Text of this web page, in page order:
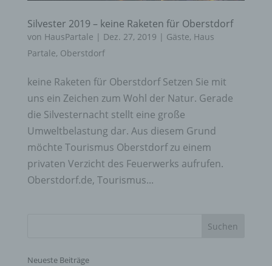
Silvester 2019 – keine Raketen für Oberstdorf
von HausPartale | Dez. 27, 2019 | Gäste, Haus
Partale, Oberstdorf
keine Raketen für Oberstdorf Setzen Sie mit
uns ein Zeichen zum Wohl der Natur. Gerade
die Silvesternacht stellt eine große
Umweltbelastung dar. Aus diesem Grund
möchte Tourismus Oberstdorf zu einem
privaten Verzicht des Feuerwerks aufrufen.
Oberstdorf.de, Tourismus...
Neueste Beiträge